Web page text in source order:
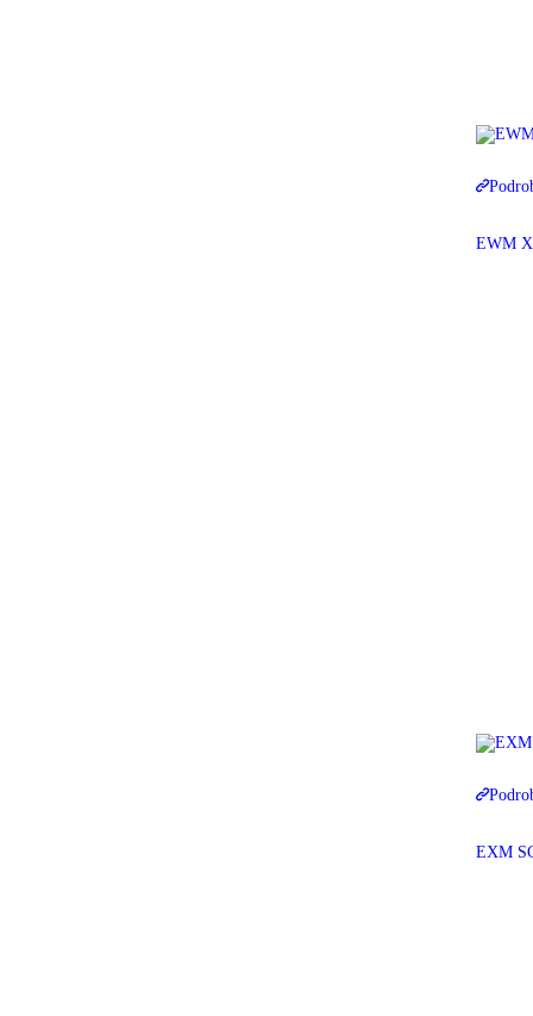
EWM
EXM